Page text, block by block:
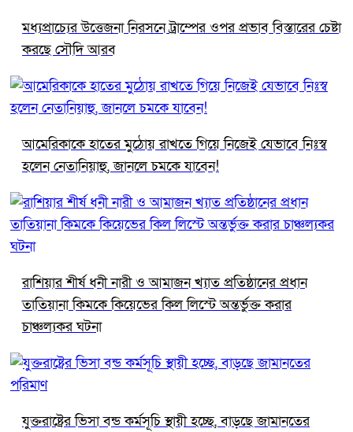
মধ্যপ্রাচ্যের উত্তেজনা নিরসনে ট্রাম্পের ওপর প্রভাব বিস্তারের চেষ্টা
করছে সৌদি আরব
আমেরিকাকে হাতের মুঠোয় রাখতে গিয়ে নিজেই যেভাবে নিঃস্ব
হলেন নেতানিয়াহু, জানলে চমকে যাবেন!
রাশিয়ার শীর্ষ ধনী নারী ও আমাজন খ্যাত প্রতিষ্ঠানের প্রধান
তাতিয়ানা কিমকে কিয়েভের কিল লিস্টে অন্তর্ভুক্ত করার
চাঞ্চল্যকর ঘটনা
যুক্তরাষ্ট্রের ভিসা বন্ড কর্মসূচি স্থায়ী হচ্ছে, বাড়ছে জামানতের